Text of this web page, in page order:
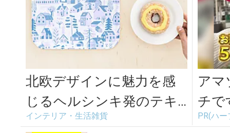
北欧デザインに魅力を感
じるヘルシンキ発のテキ
スタイルブランド「kauni
インテリア・生活雑貨
アマ
チで
PR(ハ